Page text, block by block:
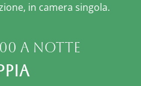
in camera singola.
a notte